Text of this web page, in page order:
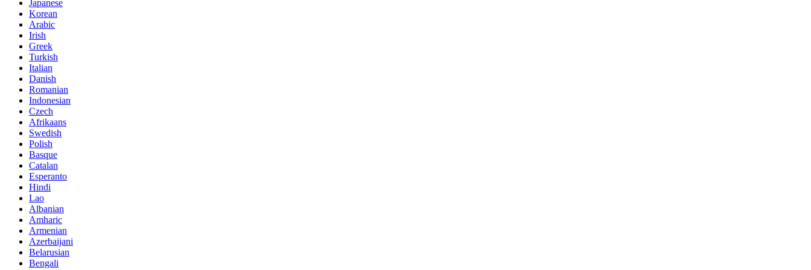
Japanese
Korean
Arabic
Irish
Greek
Turkish
Italian
Danish
Romanian
Indonesian
Czech
Afrikaans
Swedish
Polish
Basque
Catalan
Esperanto
Hindi
Lao
Albanian
Amharic
Armenian
Azerbaijani
Belarusian
Bengali